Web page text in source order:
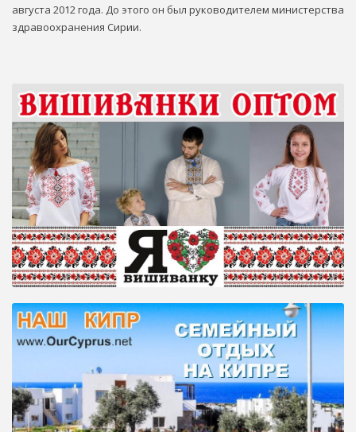
августа 2012 года. До этого он был руководителем министерства
здравоохранения Сирии.